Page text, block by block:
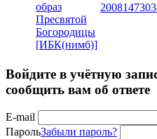
Войдите в учётную
сообщить вам об ответе
E-mail
ПарольЗабыли пароль?